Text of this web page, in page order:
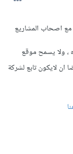
اصحاب المشاريع
ولا يسمح موقع
لايكون تابع لشركة